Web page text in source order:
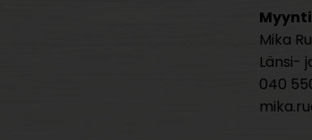
Myynti
Mika
Länsi-
040